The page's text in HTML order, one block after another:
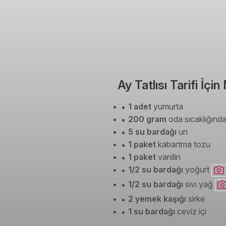
Ay Tatlısı Tarifi
1 adet yumurta
200 gram oda
5 su bardağı un
1 paket kabartma tozu
1 paket vanilin
1/2 su bardağı yoğurt
1/2 su bardağı sıvı yağ
2 yemek kaşığı sirke
1 su bardağı ceviz içi